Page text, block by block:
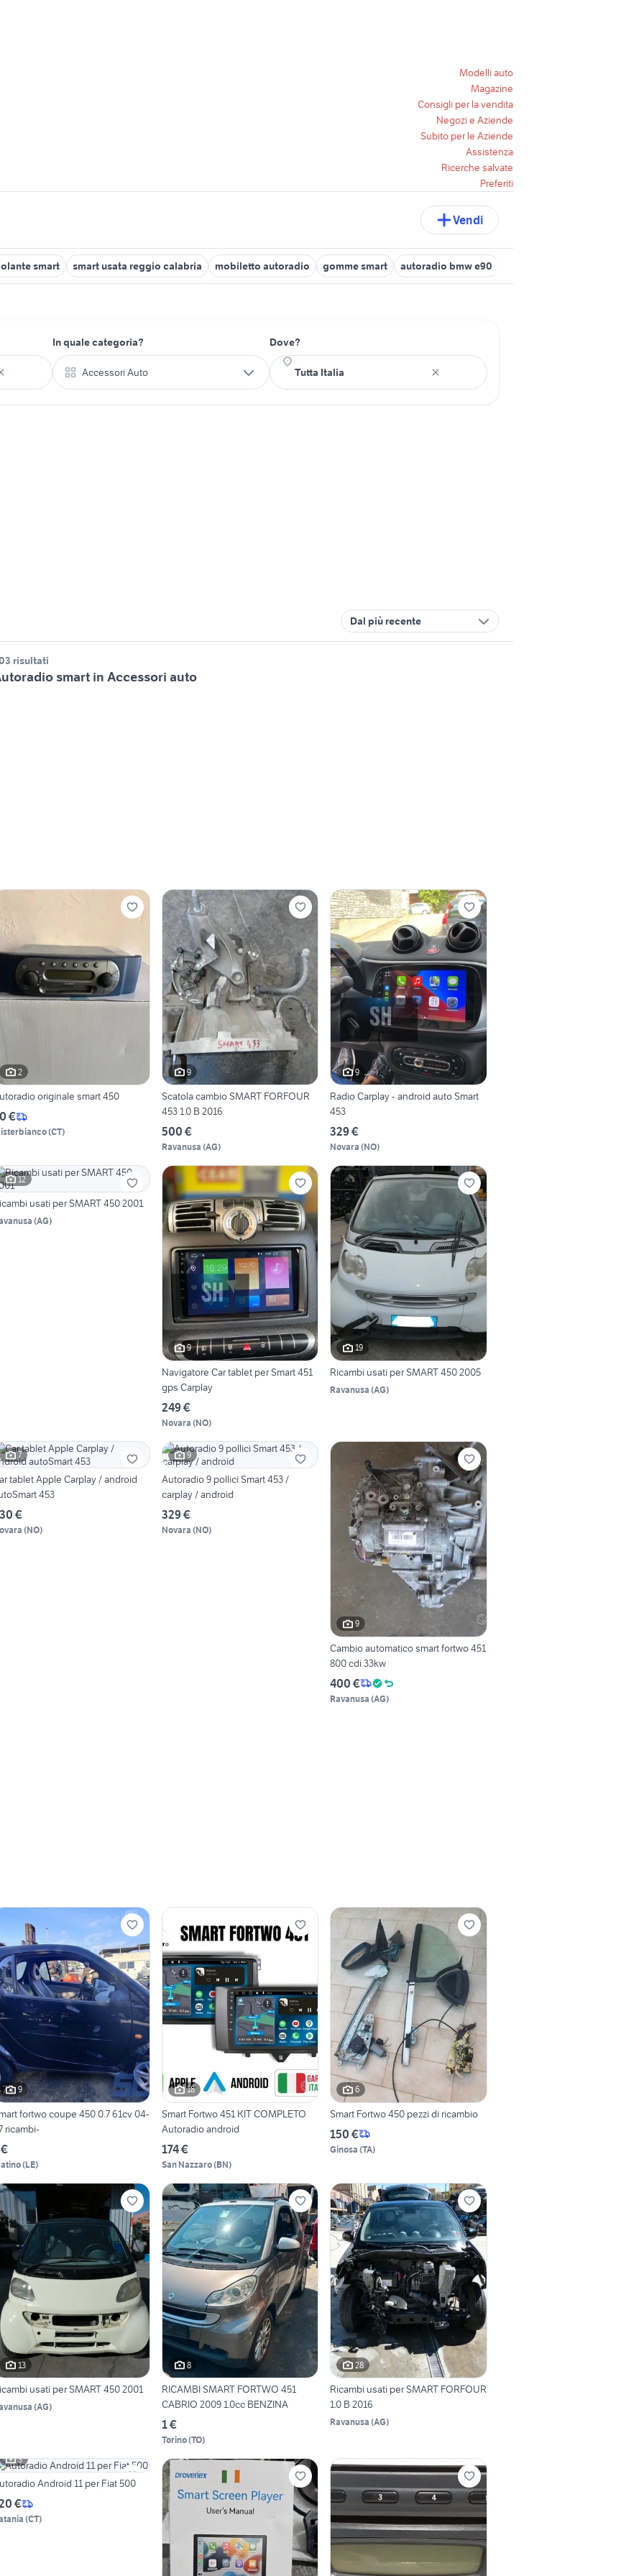
Modelli auto
Magazine
Consigli per la vendita
Negozi e Aziende
Subito per le Aziende
Assistenza
Ricerche salvate
Preferiti
Vendi
smart smart usata reggio calabria mobiletto autoradio gomme smart autoradio bmw e90
In quale categoria?
Accessori Auto
Dove?
Dal più recente
risultati
smart in Accessori auto
2
originale smart 450
€
(CT)
9
Scatola cambio SMART FORFOUR
453 1.0 B 2016
500 €
Ravanusa (AG)
9
Radio Carplay - android auto Smart
453
329 €
Novara (NO)
12
usati per SMART 450 2001
(AG)
9
Navigatore Car tablet per Smart 451
gps Carplay
249 €
Novara (NO)
19
Ricambi usati per SMART 450 2005
Ravanusa (AG)
7
tablet Apple Carplay / android
453
€
(NO)
9
Autoradio 9 pollici Smart 453 /
carplay / android
329 €
Novara (NO)
9
Cambio automatico smart fortwo 451
800 cdi 33kw
400 €
Ravanusa (AG)
9
fortwo coupe 450 0.7 61cv 04-
ricambi-
(LE)
18
Smart Fortwo 451 KIT COMPLETO
Autoradio android
174 €
San Nazzaro(BN)
6
Smart Fortwo 450 pezzi di ricambio
150 €
Ginosa (TA)
13
usati per SMART 450 2001
(AG)
8
RICAMBI SMART FORTWO 451
CABRIO 2009 1.0cc BENZINA
1 €
Torino(TO)
28
Ricambi usati per SMART FORFOUR
1.0 B 2016
Ravanusa (AG)
3
Android 11 per Fiat 500
€
(CT)